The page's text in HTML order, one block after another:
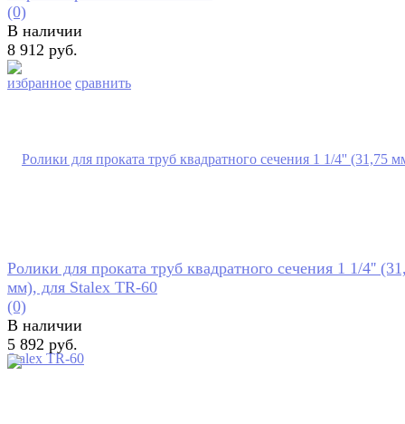
избранное сравнить
(0)
В наличии
8 912 руб.
Ролики для проката труб квадратного сечения 1 1/4''
мм), для Stalex TR-60
(0)
В наличии
5 892 руб.